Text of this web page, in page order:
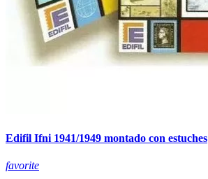
Edifil Ifni 1941/1949 montado con estuches
favorite